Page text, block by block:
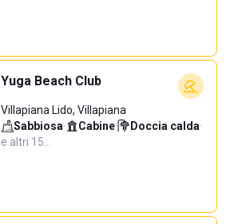
Yuga Beach Club
Villapiana Lido, Villapiana
Sabbiosa· Cabine· Doccia calda·
e altri 15…